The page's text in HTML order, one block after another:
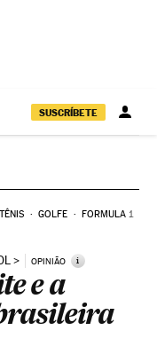
SUSCRÍBETE
TÊNIS GOLFE FORMULA 1
OPINIÃO i
e a